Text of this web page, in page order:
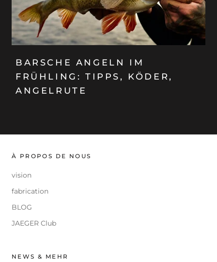
BARSCHE ANGELN IM
FRÜHLING: TIPPS, KÖDER,
ANGELRUTE
À PROPOS DE NOUS
vision
fabrication
BLOG
JAEGER Club
NEWS & MEHR